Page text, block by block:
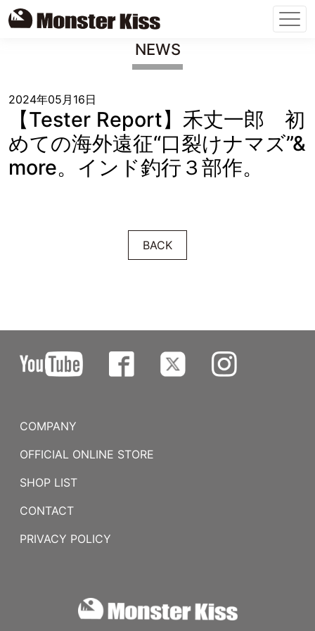
NEWS
2024年05月16日
【Tester Report】禾丈一郎 初
めての海外遠征“口裂けナマズ”&
more。インド釣行３部作。
BACK
COMPANY
OFFICIAL ONLINE STORE
SHOP LIST
CONTACT
PRIVACY POLICY